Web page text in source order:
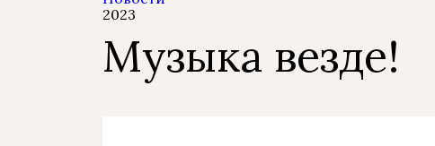
2023
Музыка везде!